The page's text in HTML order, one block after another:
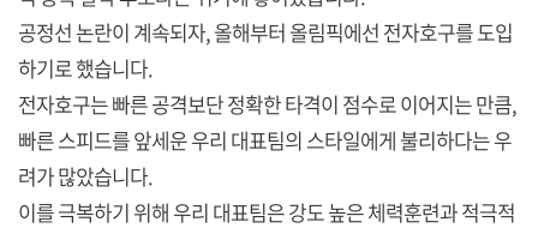
공정선 논란이 계속되자, 올해부터 올림픽에선 전자호구를 도입
하기로 했습니다.
전자호구는 빠른 공격보단 정확한 타격이 점수로 이어지는 만큼,
빠른 스피드를 앞세운 우리 대표팀의 스타일에게 불리하다는 우
려가 많았습니다.
이를 극복하기 위해 우리 대표팀은 강도 높은 체력훈련과 적극적